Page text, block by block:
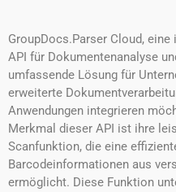
GroupDocs.Parser Cloud,
API für Dokumentenanalyse
umfassende Lösung für
erweiterte
Anwendungen integrieren
Merkmal dieser API ist ihre
Scanfunktion, die eine
Barcodeinformationen aus
ermöglicht. Diese Funktion